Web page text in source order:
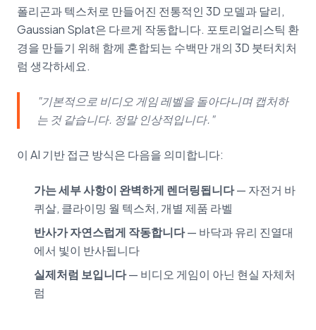
폴리곤과 텍스처로 만들어진 전통적인 3D 모델과 달리,
Gaussian Splat은 다르게 작동합니다. 포토리얼리스틱 환
경을 만들기 위해 함께 혼합되는 수백만 개의 3D 붓터치처
럼 생각하세요.
"기본적으로 비디오 게임 레벨을 돌아다니며 캡처하
는 것 같습니다. 정말 인상적입니다."
이 AI 기반 접근 방식은 다음을 의미합니다:
가는 세부 사항이 완벽하게 렌더링됩니다— 자전거 바
퀴살, 클라이밍 월 텍스처, 개별 제품 라벨
반사가 자연스럽게 작동합니다— 바닥과 유리 진열대
에서 빛이 반사됩니다
실제처럼 보입니다— 비디오 게임이 아닌 현실 자체처
럼